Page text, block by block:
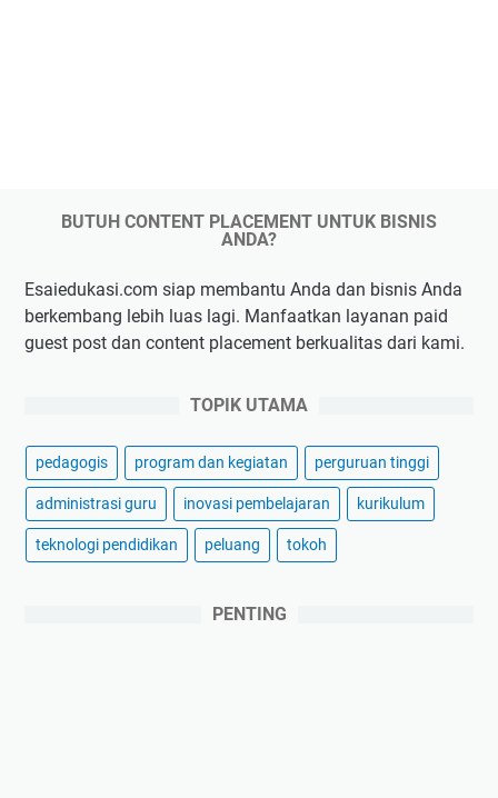
BUTUH CONTENT PLACEMENT UNTUK BISNIS
ANDA?
Esaiedukasi.com siap membantu Anda dan bisnis Anda
berkembang lebih luas lagi. Manfaatkan layanan paid
guest post dan content placement berkualitas dari kami.
TOPIK UTAMA
pedagogis program dan kegiatan perguruan tinggi
administrasi guru inovasi pembelajaran kurikulum
teknologi pendidikan peluang tokoh
PENTING